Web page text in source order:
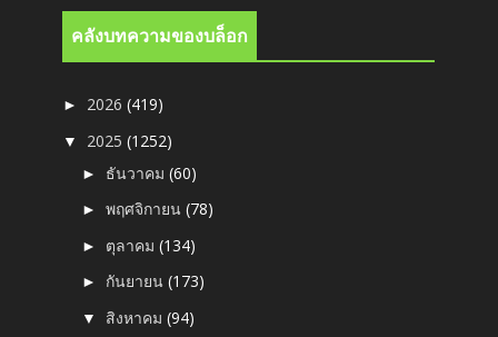
คลังบทความของบล็อก
► 2026(419)
▼ 2025(1252)
► ธันวาคม(60)
►พฤศจิกายน(78)
► ตุลาคม(134)
► กันยายน(173)
▼ สิงหาคม(94)